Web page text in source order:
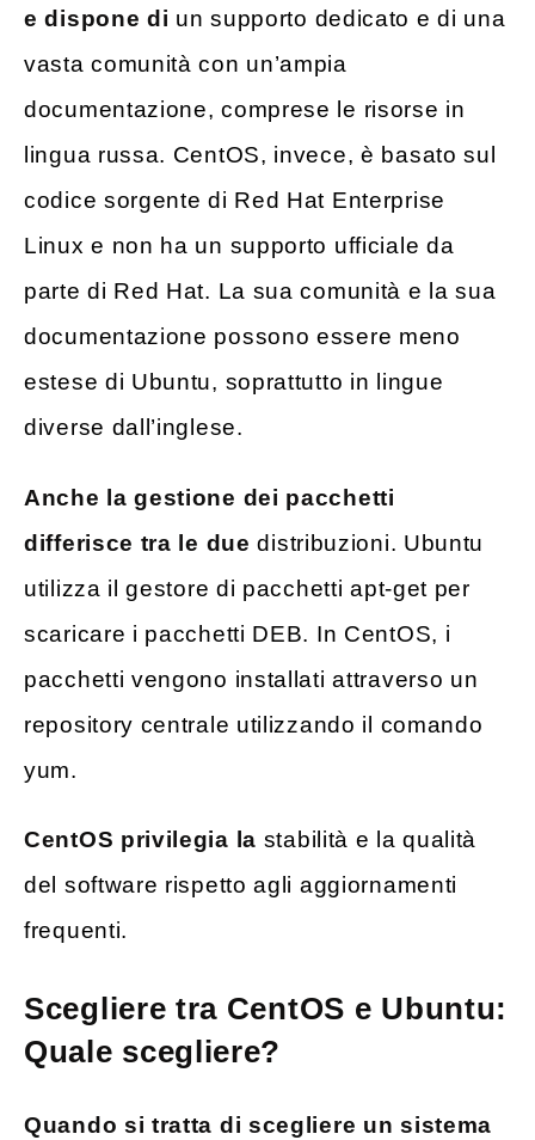
e dispone di un supporto dedicato e di una
vasta comunità con un’ampia
documentazione, comprese le risorse in
lingua russa. CentOS, invece, è basato sul
codice sorgente di Red Hat Enterprise
Linux e non ha un supporto ufficiale da
parte di Red Hat. La sua comunità e la sua
documentazione possono essere meno
estese di Ubuntu, soprattutto in lingue
diverse dall’inglese.
Anche la gestione dei pacchetti
differisce tra le duedistribuzioni. Ubuntu
utilizza il gestore di pacchetti apt-get per
scaricare i pacchetti DEB. In CentOS, i
pacchetti vengono installati attraverso un
repository centrale utilizzando il comando
yum.
CentOS privilegia la stabilità e la qualità
del software rispetto agli aggiornamenti
frequenti.
Scegliere tra CentOS e Ubuntu:
Quale scegliere?
Quando si tratta di scegliere un sistema